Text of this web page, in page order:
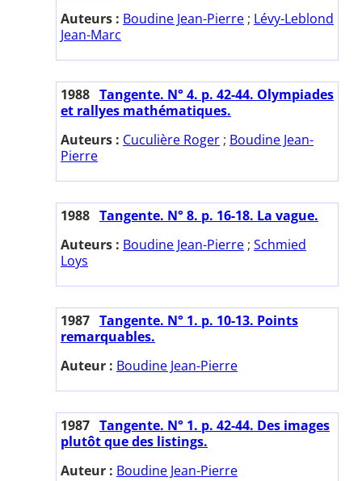
Auteurs : Boudine Jean-Pierre ; Lévy-Leblond
Jean-Marc
1988 Tangente. N° 4. p. 42-44. Olympiades
et rallyes mathématiques.
Auteurs : Cuculière Roger ; Boudine Jean-
Pierre
1988 Tangente. N° 8. p. 16-18. La vague.
Auteurs : Boudine Jean-Pierre ; Schmied
Loys
1987 Tangente. N° 1. p. 10-13. Points
remarquables.
Auteur : Boudine Jean-Pierre
1987 Tangente. N° 1. p. 42-44. Des images
plutôt que des listings.
Auteur : Boudine Jean-Pierre